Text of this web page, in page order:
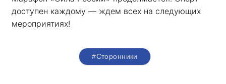
доступен каждому — ждем всех на следующих
мероприятиях!
#Сторонники